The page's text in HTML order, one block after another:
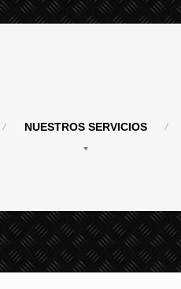
NUESTROS SERVICIOS